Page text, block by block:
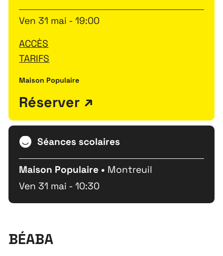
BÉABA
Ven 31 mai - 19:00
ACCÈS
TARIFS
Maison Populaire
Réserver
Séances scolaires
Maison Populaire • Montreuil
Ven 31 mai - 10:30